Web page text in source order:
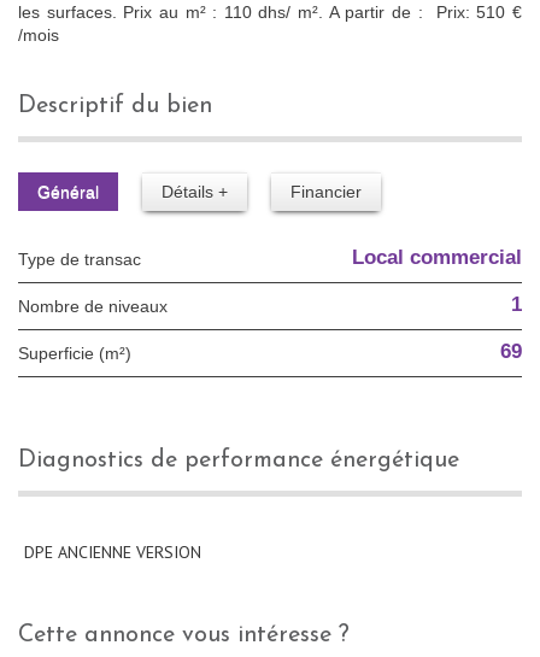
les surfaces. Prix au m² : 110 dhs/ m². A partir de : Prix: 510 €
/mois
descriptif du bien
Général Détails + Financier
Type de transac Local commercial
Nombre de niveaux 1
Superficie (m²) 69
diagnostics de performance énergétique
DPE ANCIENNE VERSION
cette annonce vous intéresse ?